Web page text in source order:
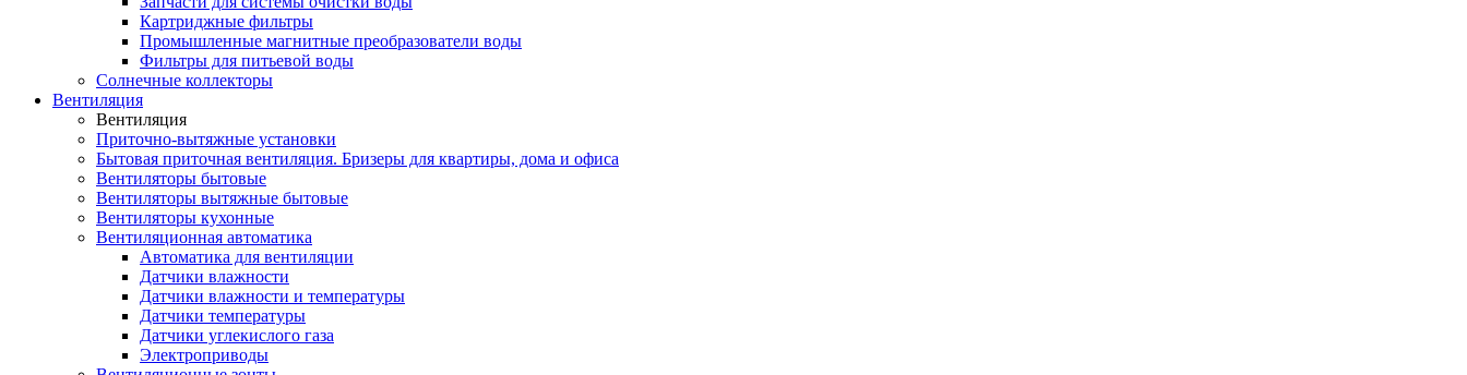
Картриджные фильтры
Промышленные магнитные преобразователи воды
Фильтры для питьевой воды
Солнечные коллекторы
Вентиляция
Вентиляция
Приточно-вытяжные установки
Бытовая приточная вентиляция. Бризеры для квартиры, дома и офиса
Вентиляторы бытовые
Вентиляторы вытяжные бытовые
Вентиляторы кухонные
Вентиляционная автоматика
Автоматика для вентиляции
Датчики влажности
Датчики влажности и температуры
Датчики температуры
Датчики углекислого газа
Электроприводы